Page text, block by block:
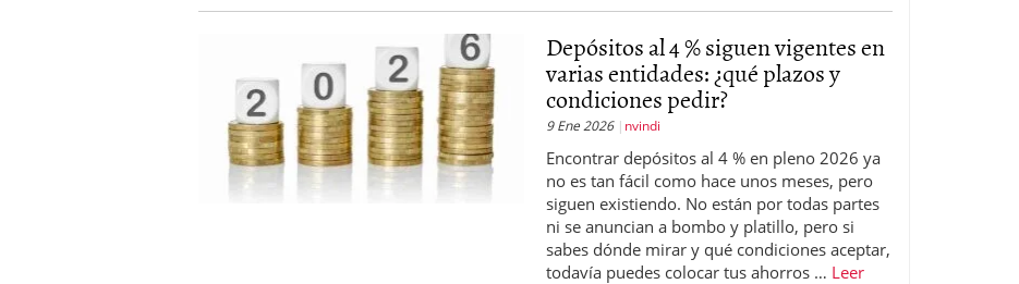
Depósitos al 4 % siguen vigentes en
varias entidades: ¿qué plazos y
condiciones pedir?
9 Ene 2026 nvindi
Encontrar depósitos al 4 % en pleno 2026 ya
no es tan fácil como hace unos meses, pero
siguen existiendo. No están por todas partes
ni se anuncian a bombo y platillo, pero si
sabes dónde mirar y qué condiciones aceptar,
todavía puedes colocar tus ahorros … Leer